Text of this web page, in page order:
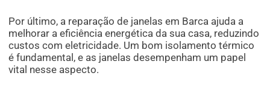
Por último, a reparação de janelas em Barca ajuda a
melhorar a eficiência energética da sua casa, reduzindo
custos com eletricidade. Um bom isolamento térmico
é fundamental, e as janelas desempenham um papel
vital nesse aspecto.